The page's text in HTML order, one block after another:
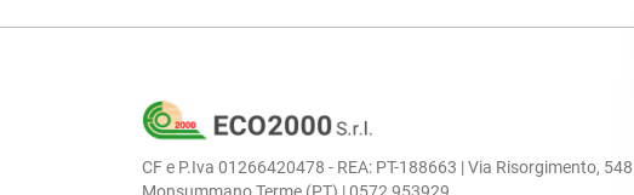
CF e P.Iva 01266420478 - REA: PT-188663 | Via Risorgimento,